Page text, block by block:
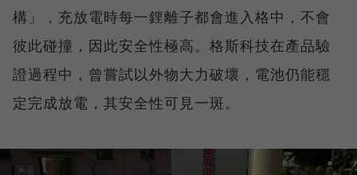
構」，充放電時每一鋰離子都會進入格中，不會
彼此碰撞，因此安全性極高。格斯科技在產品驗
證過程中，曾嘗試以外物大力破壞，電池仍能穩
定完成放電，其安全性可見一斑。